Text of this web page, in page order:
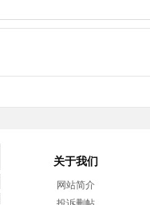
关于我们
网站简介